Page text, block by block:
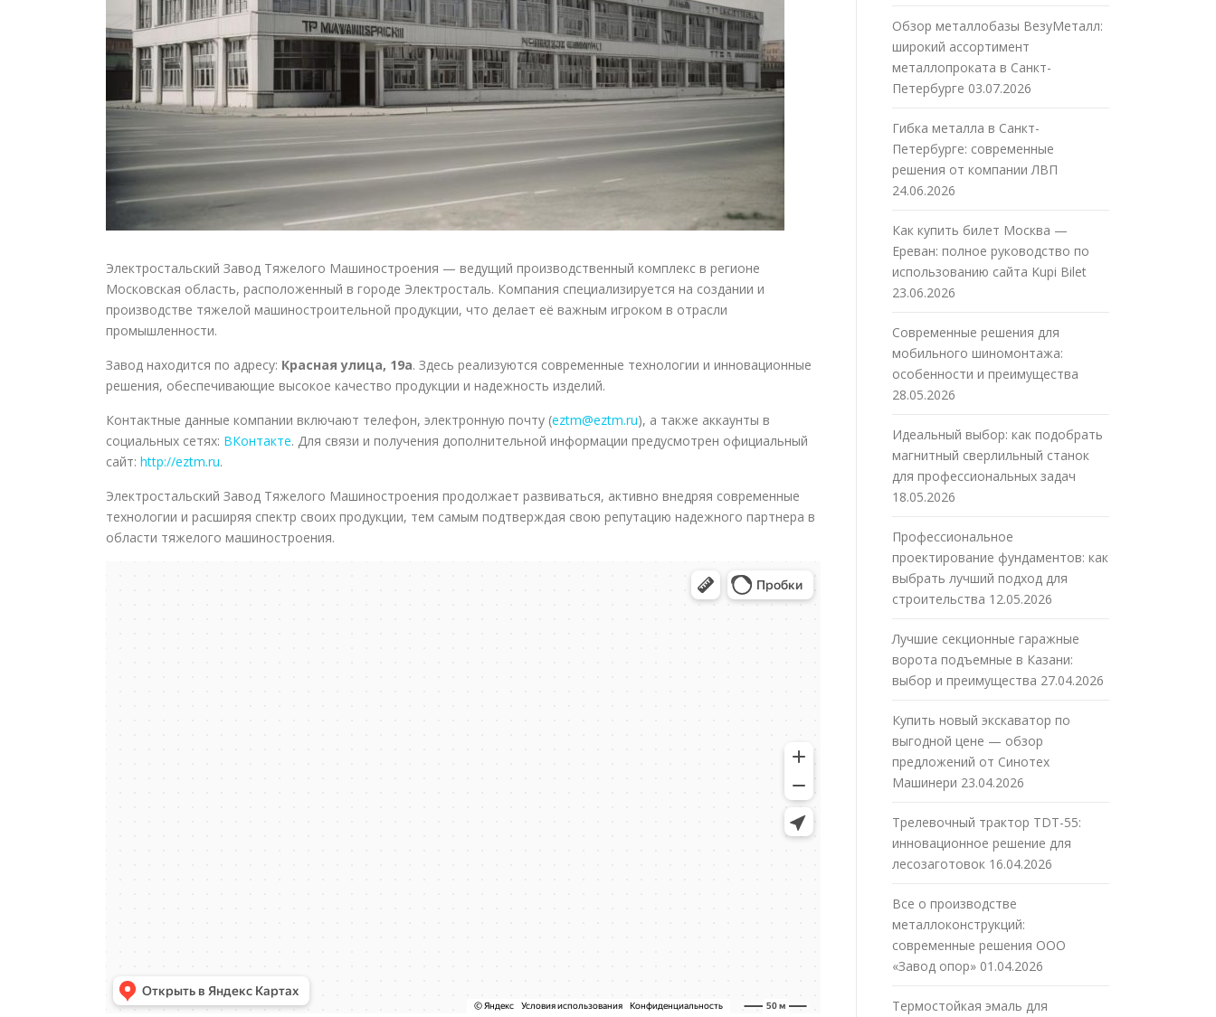
Электростальский Завод Тяжелого Машиностроения — ведущий производственный комплекс в регионе
Московская область, расположенный в городе Электросталь. Компания специализируется на создании и
производстве тяжелой машиностроительной продукции, что делает её важным игроком в отрасли
промышленности.
Завод находится по адресу: Красная улица, 19а. Здесь реализуются современные технологии и инновационные
решения, обеспечивающие высокое качество продукции и надежность изделий.
Контактные данные компании включают телефон, электронную почту (eztm@eztm.ru), а также аккаунты в
социальных сетях: ВКонтакте. Для связи и получения дополнительной информации предусмотрен официальный
сайт: http://eztm.ru.
Электростальский Завод Тяжелого Машиностроения продолжает развиваться, активно внедряя современные
технологии и расширяя спектр своих продукции, тем самым подтверждая свою репутацию надежного партнера в
области тяжелого машиностроения.
Обзор металлобазы ВезуМеталл:
широкий ассортимент
металлопроката в Санкт-
Петербурге 03.07.2026
Гибка металла в Санкт-
Петербурге: современные
решения от компании ЛВП
24.06.2026
Как купить билет Москва —
Ереван: полное руководство по
использованию сайта Kupi Bilet
23.06.2026
Современные решения для
мобильного шиномонтажа:
особенности и преимущества
28.05.2026
Идеальный выбор: как подобрать
магнитный сверлильный станок
для профессиональных задач
18.05.2026
Профессиональное
проектирование фундаментов: как
выбрать лучший подход для
строительства 12.05.2026
Лучшие секционные гаражные
ворота подъемные в Казани:
выбор и преимущества 27.04.2026
Купить новый экскаватор по
выгодной цене — обзор
предложений от Синотех
Машинери 23.04.2026
Трелевочный трактор TDT-55:
инновационное решение для
лесозаготовок 16.04.2026
Все о производстве
металлоконструкций:
современные решения ООО
«Завод опор» 01.04.2026
Термостойкая эмаль для